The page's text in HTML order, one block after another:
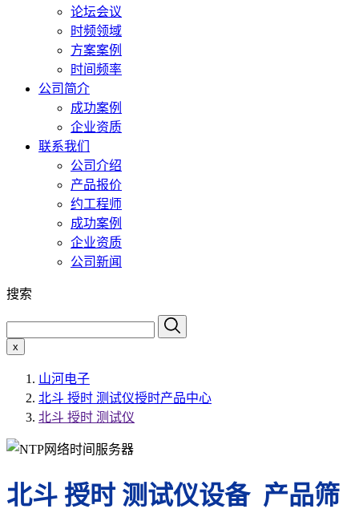
论坛会议
时频领域
方案案例
时间频率
公司简介
成功案例
企业资质
联系我们
公司介绍
产品报价
约工程师
成功案例
企业资质
公司新闻
搜索
x
山河电子
北斗 授时 测试仪授时产品中心
北斗 授时 测试仪
北斗 授时 测试仪设备 产品筛